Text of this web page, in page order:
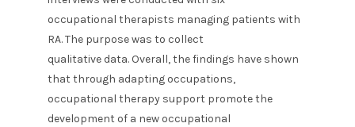
occupational therapists managing patients with
RA. The purpose was to collect
qualitative data. Overall, the findings have shown
that through adapting occupations,
occupational therapy support promote the
development of a new occupational